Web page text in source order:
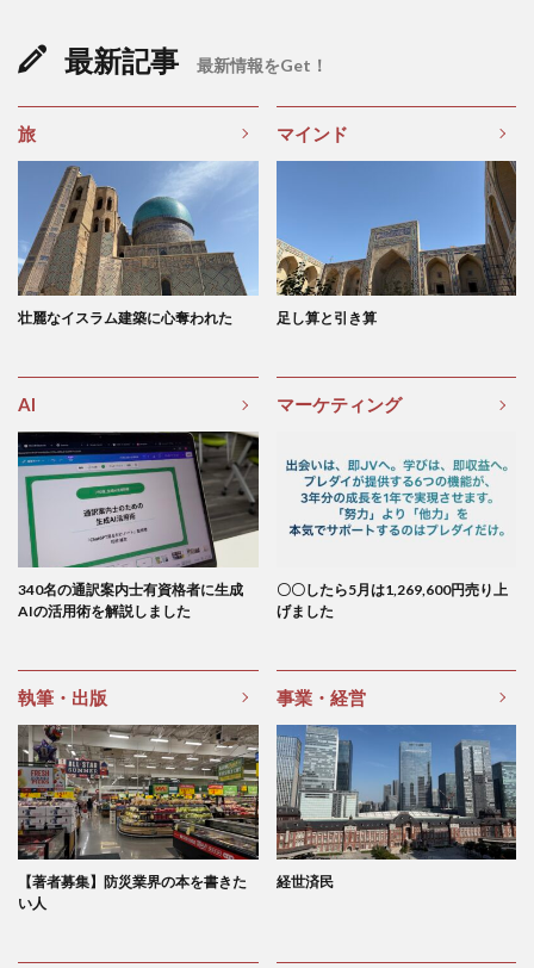
最新記事 最新情報をGet！
旅
壮麗なイスラム建築に心奪われた
マインド
足し算と引き算
AI
340名の通訳案内士有資格者に生成
AIの活用術を解説しました
マーケティング
〇〇したら5月は1,269,600円売り上
げました
執筆・出版
【著者募集】防災業界の本を書きた
い人
事業・経営
経世済民